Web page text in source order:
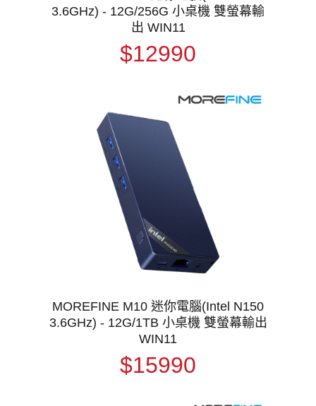
3.6GHz) - 12G/256G 小桌機 雙螢幕輸
出 WIN11
$12990
MOREFINE M10 迷你電腦(Intel N150
3.6GHz) - 12G/1TB 小桌機 雙螢幕輸出
WIN11
$15990